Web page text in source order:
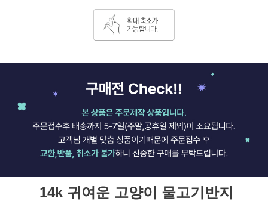
14k 귀여운 고양이 물고기반지